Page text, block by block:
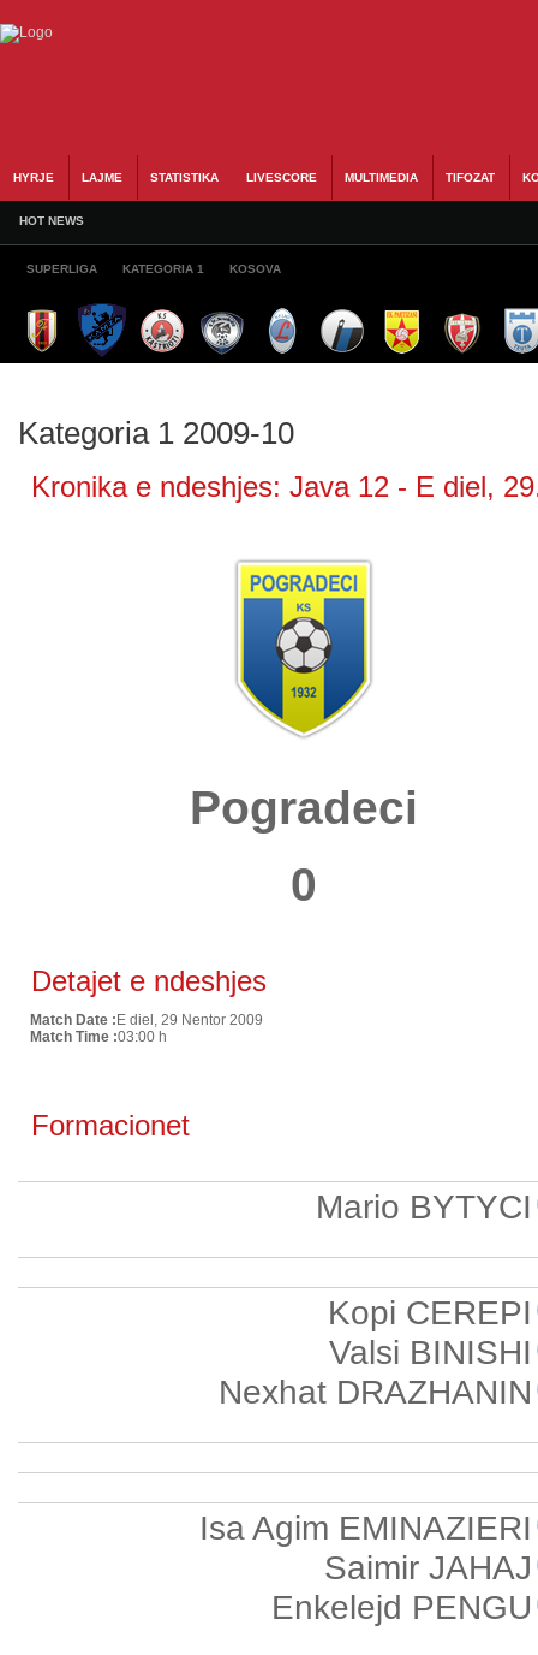
HYRJE LAJME STATISTIKA LIVESCORE MULTIMEDIA TIFOZAT
HOT NEWS
SUPERLIGA KATEGORIA 1 KOSOVA
Kategoria 1 2009-10
Kronika e ndeshjes: Java 12 - E diel,
Pogradeci
0
Detajet e ndeshjes
Match Date : E diel, 29 Nentor 2009
Match Time :03:00 h
Formacionet
Mario BYTYCI
Kopi CEREPI
Valsi BINISHI
Nexhat DRAZHANIN
Isa Agim EMINAZIERI
Saimir JAHAJ
Enkelejd PENGU